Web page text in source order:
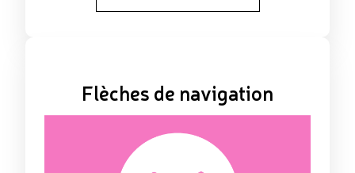
Flèches de navigation